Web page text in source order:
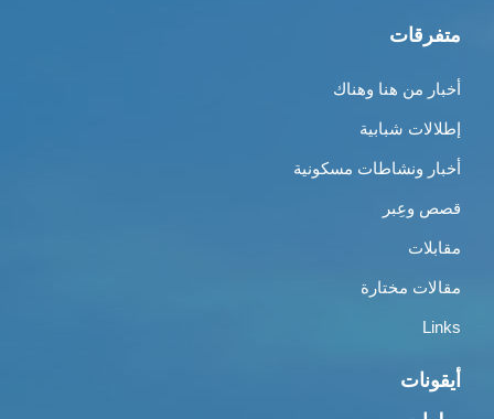
متفرقات
أخبار من هنا وهناك
إطلالات شبابية
أخبار ونشاطات مسكونية
قصص وعِبر
مقابلات
مقالات مختارة
Links
أيقونات